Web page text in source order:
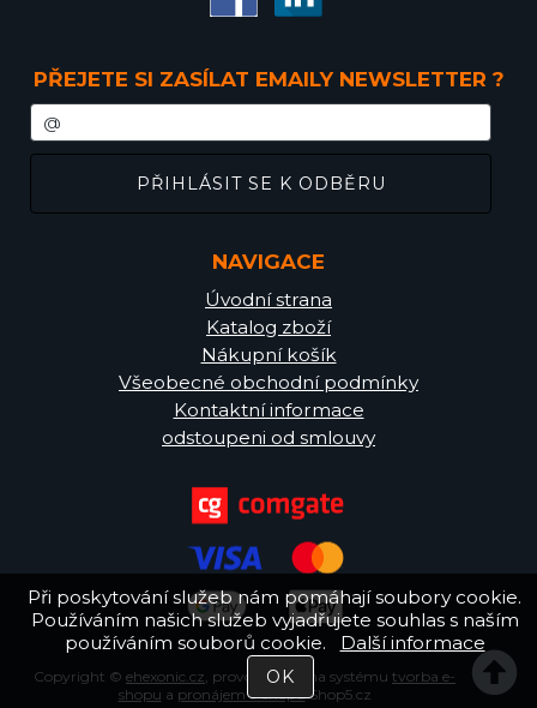
PŘEJETE SI ZASÍLAT EMAILY NEWSLETTER ?
NAVIGACE
Úvodní strana
Katalog zboží
Nákupní košík
Všeobecné obchodní podmínky
Kontaktní informace
odstoupeni od smlouvy
Copyright © ehexonic.cz, provozováno na systému tvorba e-
shopu a pronájem e-shopuShop5.cz
Při poskytování služeb nám pomáhají soubory cookie.
Používáním našich služeb vyjadřujete souhlas s naším
používáním souborů cookie. Další informace